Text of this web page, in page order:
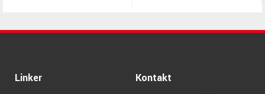
Linker Kontakt